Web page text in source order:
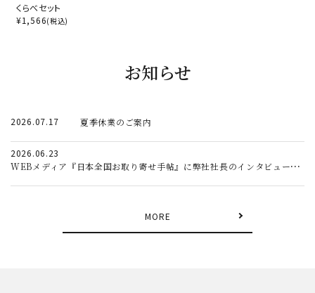
くらべセット
¥1,566(税込)
お知らせ
2026.07.17 夏季休業のご案内
2026.06.23
WEBメディア『日本全国お取り寄せ手帖』に弊社社長のインタビュー記事が掲載されました。
MORE